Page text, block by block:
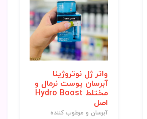
واتر ژل نوتروژینا
آبرسان پوست نرمال و
مختلط Hydro Boost
اصل
آبرسان و مرطوب کننده